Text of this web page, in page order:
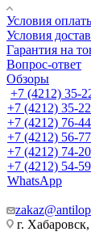
Условия
Условия
Гарантия на
Вопрос-ответ
Обзоры
+7 (4212) 35-
+7 (4212) 35-
+7 (4212) 76-
+7 (4212) 56-
+7 (4212) 74-
+7 (4212) 54-
WhatsApp
г.